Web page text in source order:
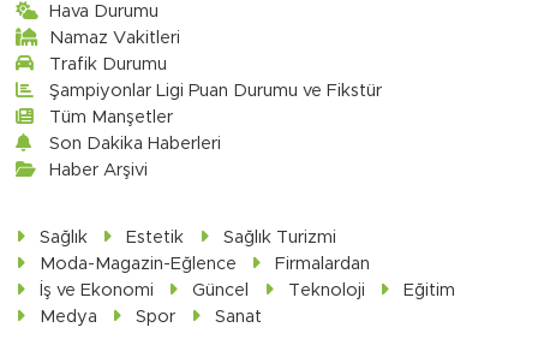
Hava Durumu
Namaz Vakitleri
Trafik Durumu
Şampiyonlar Ligi Puan Durumu ve Fikstür
Tüm Manşetler
Son Dakika Haberleri
Haber Arşivi
Sağlık Estetik
Sağlık Turizmi
Moda-Magazin-Eğlence
Firmalardan
İş ve Ekonomi
Güncel Teknoloji
Eğitim
Medya
Spor Sanat